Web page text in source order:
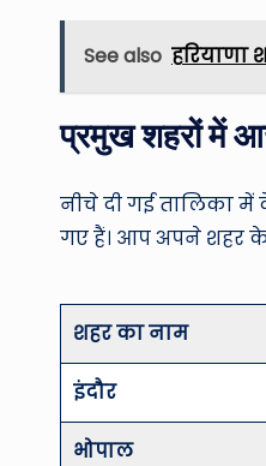
See also हरियाणा
प्रमुख शहरों में
नीचे दी गई तालिका
गए हैं। आप अपने शहर
शहर का नाम
इंदौर
भोपाल